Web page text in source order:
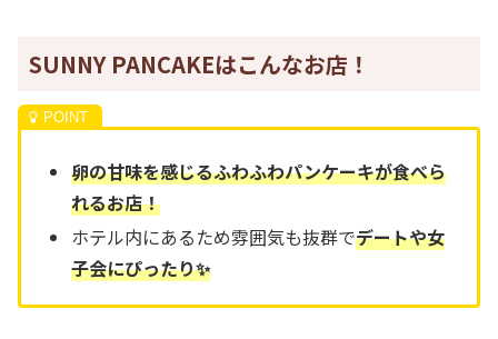
SUNNY PANCAKEはこんなお店！
卵の甘味を感じるふわふわパンケーキが食べら
れるお店！
ホテル内にあるため雰囲気も抜群でデートや女
子会にぴったり✨